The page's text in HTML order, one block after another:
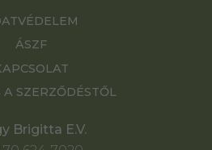
ÁSZF
A SZERZŐDÉSTŐL
Brigitta E.V.